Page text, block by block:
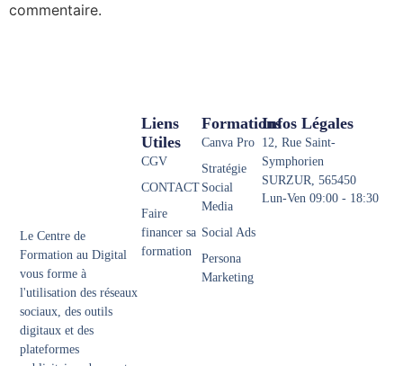
commentaire.
Le Centre de
Formation au Digital
vous forme à
l'utilisation des réseaux
sociaux, des outils
digitaux et des
plateformes
Formations
Canva Pro
Stratégie
Social
Media
Social Ads
Persona
Marketing
Liens
Utiles
CGV
CONTACT
Faire
financer sa
formation
Infos Légales
12, Rue Saint-
Symphorien
SURZUR, 565450
Lun-Ven 09:00 - 18:30